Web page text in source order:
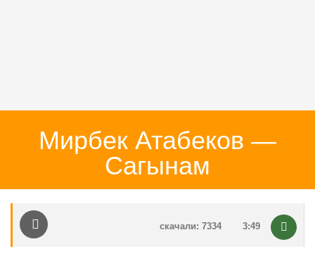
Мирбек Атабеков —
Сагынам
3:49
скачали: 7334